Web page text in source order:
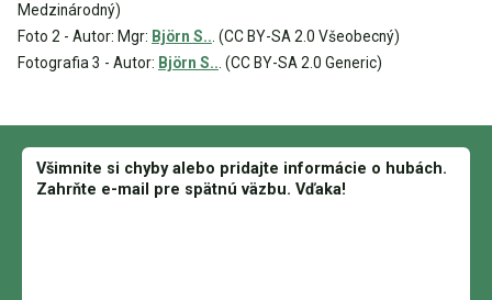
Medzinárodný)
Foto 2 - Autor: Mgr: Björn S.. . (CC BY-SA 2.0 Všeobecný)
Fotografia 3 - Autor: Björn S.. . (CC BY-SA 2.0 Generic)